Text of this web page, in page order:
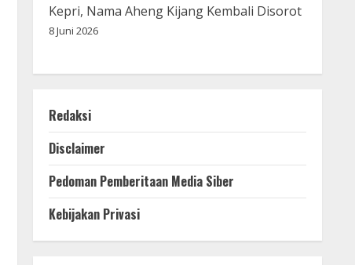
Kepri, Nama Aheng Kijang Kembali Disorot
8 Juni 2026
Redaksi
Disclaimer
Pedoman Pemberitaan Media Siber
Kebijakan Privasi